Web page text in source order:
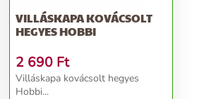
VILLÁSKAPA KOVÁCSOLT
HEGYES HOBBI
2 690 Ft
Villáskapa kovácsolt hegyes
Hobbi...